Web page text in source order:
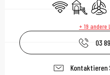
Wi-Fi
Spiele für
+ 19 andere
03
Kontaktieren